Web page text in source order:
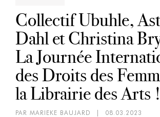
Collectif Ubuhle,
Dahl et Christina
La Journée
des Droits des
la Librairie des Arts !
PAR MARIEKE BAUJARD 08.03.2023